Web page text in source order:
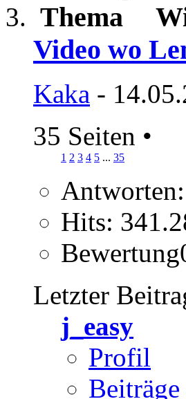
Video wo
Kaka -
35 Seiten •
1 2 3 4 5 ... 35
Antworten:
Hits:
Letzter
j_easy
Profil
Beiträge